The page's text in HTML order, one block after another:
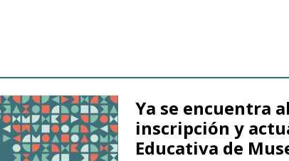
Ya se encuentra
inscripción y
Educativa de